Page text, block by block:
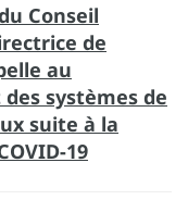
Conseil
de
au
systèmes de
suite à la
19